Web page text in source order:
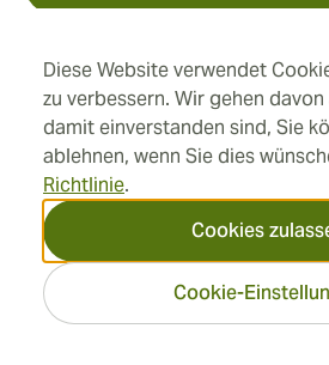
Diese Website verwendet
zu verbessern. Wir gehen davon
damit einverstanden sind, Sie
ablehnen, wenn Sie dies
Richtlinie.
Cookies
Cookie-
Adresse
Informationen